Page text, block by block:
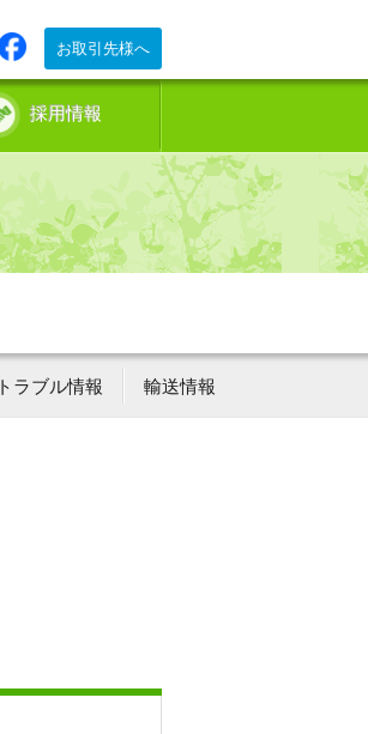
お取引先様へ
採用情報
トラブル情報 輸送情報